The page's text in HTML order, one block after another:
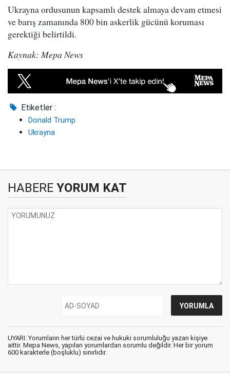
Ukrayna ordusunun kapsamlı destek almaya devam etmesi
ve barış zamanında 800 bin askerlik gücünü koruması
gerektiği belirtildi.
Kaynak: Mepa News
Etiketler :
Donald Trump
Ukrayna
HABERE YORUM KAT
UYARI: Yorumların her türlü cezai ve hukuki sorumluluğu yazan kişiye
aittir. Mepa News, yapılan yorumlardan sorumlu değildir. Her bir yorum
600 karakterle (boşluklu) sınırlıdır.